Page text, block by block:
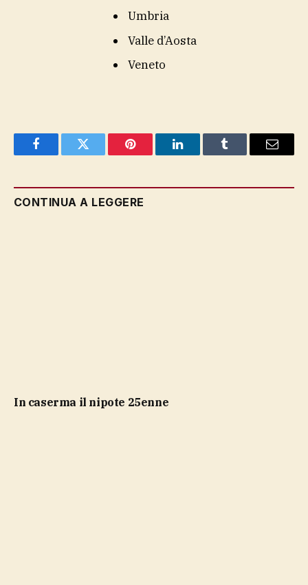
Umbria
Valle d’Aosta
Veneto
FacebookTwitter Pinterest LinkedInTumblr Email
CONTINUA A LEGGERE
in caserma il nipote 25enne